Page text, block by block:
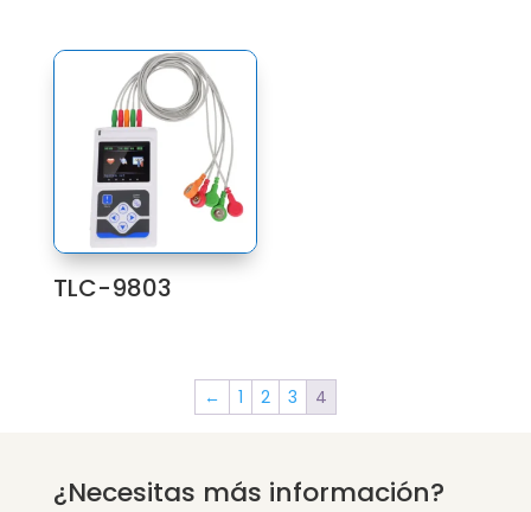
TLC-9803
← 1 2 3 4
¿Necesitas más información?